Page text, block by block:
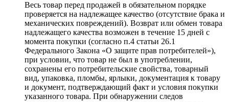
Весь товар перед продажей в обязательном порядке
проверяется на надлежащее качество (отсутствие брака и
механических повреждений). Возврат или обмен товара
надлежащего качества возможен в течение 15 дней с
момента покупки (согласно п.4 статьи 26.1
Федерального Закона «О защите прав потребителей»),
при условии, что товар не был в употреблении,
сохранены его потребительские свойства, товарный
вид, упаковка, пломбы, ярлыки, документация к товару
и документ, подтверждающий факт и условия покупки
указанного товара. При обнаружении следов